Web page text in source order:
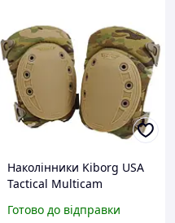
Наколінники Kiborg USA
Tactical Multicam
Готово до відправки